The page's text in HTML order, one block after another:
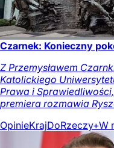
Czarnek: Konieczny
Z Przemysławem
Katolickiego
Prawa i
premiera rozmawia
OpinieKrajDoRzeczy+W